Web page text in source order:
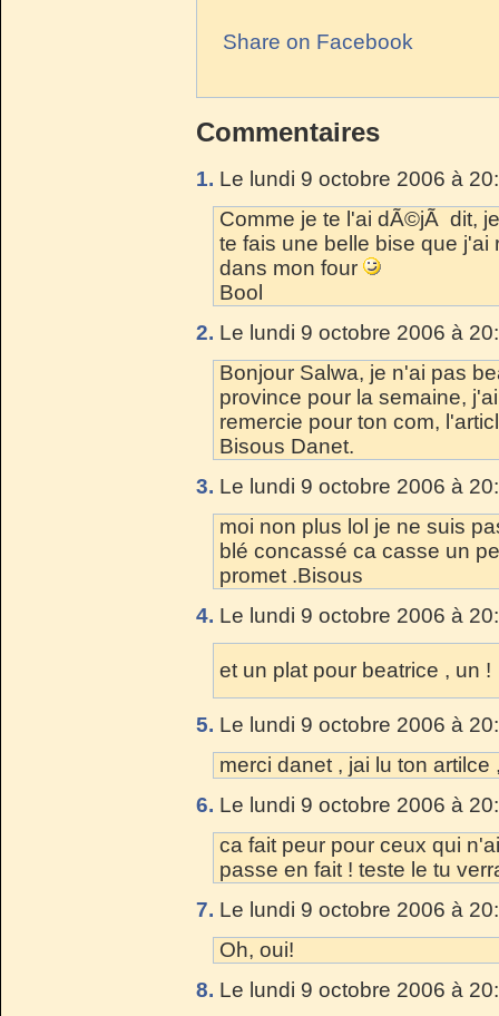
Share on Facebook
Commentaires
1. Le lundi 9 octobre 2006 à
Comme je te l'ai dÃ©jÃ dit,
te fais une belle bise que
dans mon four
Bool
2. Le lundi 9 octobre 2006 à
Bonjour Salwa, je n'ai pas
province pour la semaine,
remercie pour ton com,
Bisous Danet.
3. Le lundi 9 octobre 2006 à
moi non plus lol je ne suis
blé concassé ca casse un
promet .Bisous
4. Le lundi 9 octobre 2006 à
et un plat pour beatrice , un !
5. Le lundi 9 octobre 2006 à
merci danet , jai lu ton artilce
6. Le lundi 9 octobre 2006 à
ca fait peur pour ceux qui
passe en fait ! teste le tu
7. Le lundi 9 octobre 2006 à
Oh, oui!
8. Le lundi 9 octobre 2006 à